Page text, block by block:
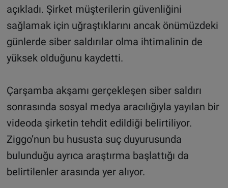
açıkladı. Şirket müşterilerin güvenliğini
sağlamak için uğraştıklarını ancak önümüzdeki
günlerde siber saldırılar olma ihtimalinin de
yüksek olduğunu kaydetti.
Çarşamba akşamı gerçekleşen siber saldırı
sonrasında sosyal medya aracılığıyla yayılan bir
videoda şirketin tehdit edildiği belirtiliyor.
Ziggo’nun bu hususta suç duyurusunda
bulunduğu ayrıca araştırma başlattığı da
belirtilenler arasında yer alıyor.